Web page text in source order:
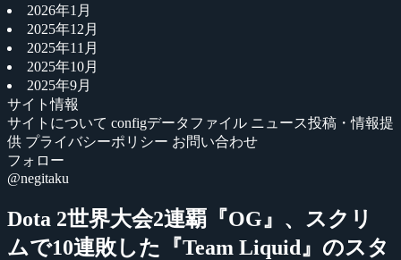
2026年1月
2025年12月
2025年11月
2025年10月
2025年9月
サイト情報
サイトについて configデータファイル ニュース投稿・情報提
供 プライバシーポリシー お問い合わせ
フォロー
@negitaku
Dota 2世界大会2連覇『OG』、スクリ
ムで10連敗した『Team Liquid』のスタ